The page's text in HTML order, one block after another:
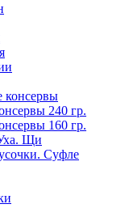
240 гр.
160 гр.
Щи
Суфле